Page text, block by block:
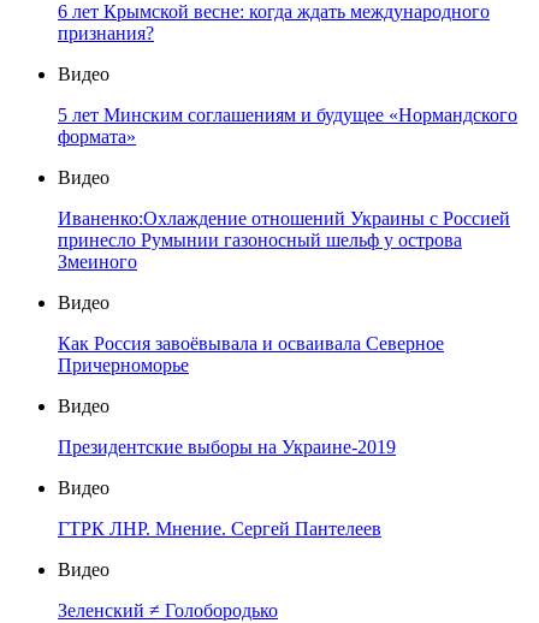
6 лет Крымской весне: когда ждать международного
признания?
Видео
5 лет Минским соглашениям и будущее «Нормандского
формата»
Видео
Иваненко:Охлаждение отношений Украины с Россией
принесло Румынии газоносный шельф у острова
Змеиного
Видео
Как Россия завоёвывала и осваивала Северное
Причерноморье
Видео
Президентские выборы на Украине-2019
Видео
ГТРК ЛНР. Мнение. Сергей Пантелеев
Видео
Зеленский ≠ Голобородько